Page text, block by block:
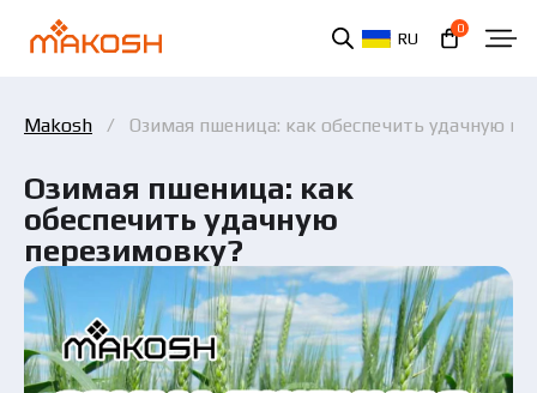
RU
0
Makosh Озимая пшеница: как обеспечить удачную
Озимая пшеница: как
обеспечить удачную
перезимовку?